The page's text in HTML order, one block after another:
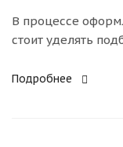
В процессе
стоит уделять
Подробнее